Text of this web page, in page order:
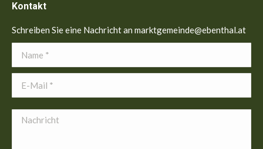
Kontakt
Schreiben Sie eine Nachricht an marktgemeinde@ebenthal.at
Name *
E-Mail *
Nachricht